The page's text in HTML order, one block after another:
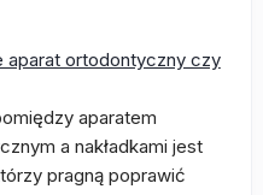
aparat ortodontyczny czy
aparatem
a nakładkami jest
pragną poprawić